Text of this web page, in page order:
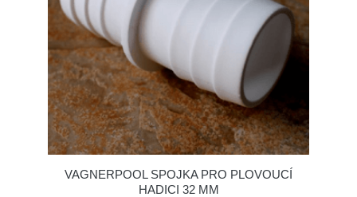
VAGNERPOOL SPOJKA PRO PLOVOUCÍ
HADICI 32 MM